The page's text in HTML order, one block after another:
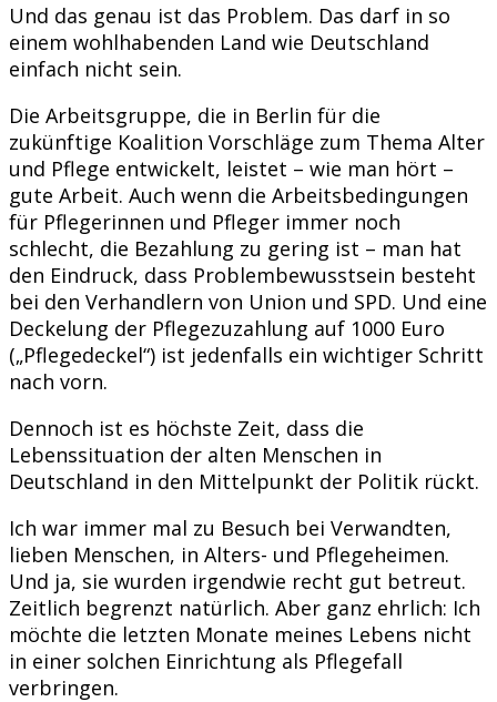
Und das genau ist das Problem. Das darf in so
einem wohlhabenden Land wie Deutschland
einfach nicht sein.
Die Arbeitsgruppe, die in Berlin für die
zukünftige Koalition Vorschläge zum Thema Alter
und Pflege entwickelt, leistet – wie man hört –
gute Arbeit. Auch wenn die Arbeitsbedingungen
für Pflegerinnen und Pfleger immer noch
schlecht, die Bezahlung zu gering ist – man hat
den Eindruck, dass Problembewusstsein besteht
bei den Verhandlern von Union und SPD. Und eine
Deckelung der Pflegezuzahlung auf 1000 Euro
(„Pflegedeckel“) ist jedenfalls ein wichtiger Schritt
nach vorn.
Dennoch ist es höchste Zeit, dass die
Lebenssituation der alten Menschen in
Deutschland in den Mittelpunkt der Politik rückt.
Ich war immer mal zu Besuch bei Verwandten,
lieben Menschen, in Alters- und Pflegeheimen.
Und ja, sie wurden irgendwie recht gut betreut.
Zeitlich begrenzt natürlich. Aber ganz ehrlich: Ich
möchte die letzten Monate meines Lebens nicht
in einer solchen Einrichtung als Pflegefall
verbringen.